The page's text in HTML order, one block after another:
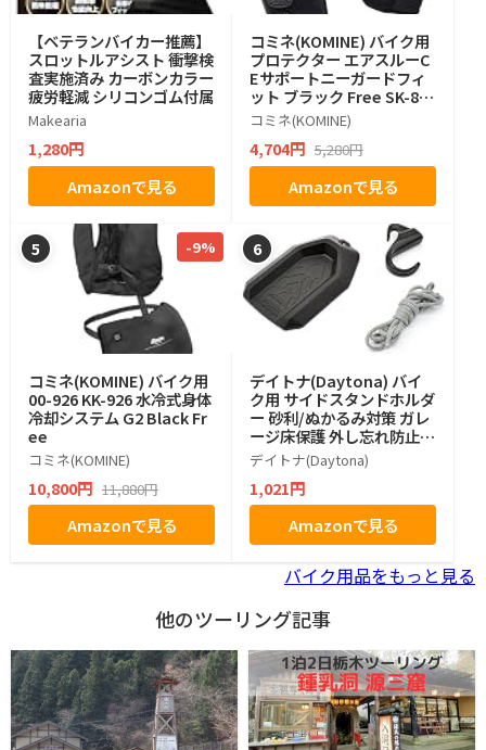
【ベテランバイカー推薦】
スロットルアシスト 衝撃検
査実施済み カーボンカラー
疲労軽減 シリコンゴム付属
Makearia
1,280円
Amazonで見る
コミネ(KOMINE) バイク用
プロテクター エアスルーC
Eサポートニーガードフィ
ット ブラック Free SK-827
12997 プロテクター CE規
格
コミネ(KOMINE)
4,704円 5,280円
Amazonで見る
5 -9%
コミネ(KOMINE) バイク用
00-926 KK-926 水冷式身体
冷却システム G2 Black Fr
ee
コミネ(KOMINE)
10,800円 11,880円
Amazonで見る
6
デイトナ(Daytona) バイ
ク用 サイドスタンドホルダ
ー 砂利/ぬかるみ対策 ガレ
ージ床保護 外し忘れ防止ひ
も フック付属 96485
デイトナ(Daytona)
1,021円
Amazonで見る
バイク用品をもっと見る
他のツーリング記事